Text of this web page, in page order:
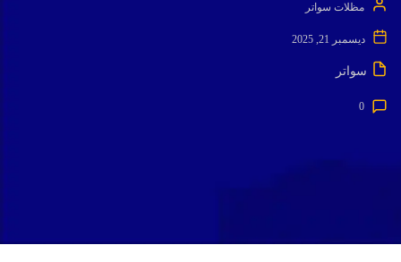
مظلات سواتر
ديسمبر 21, 2025
سواتر